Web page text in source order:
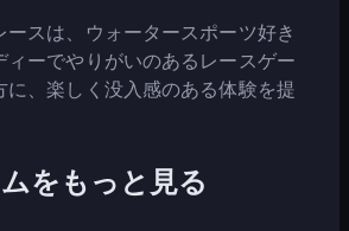
ースは、ウォータースポーツ好き
ィーでやりがいのあるレースゲー
に、楽しく没入感のある体験を提
をもっと見る